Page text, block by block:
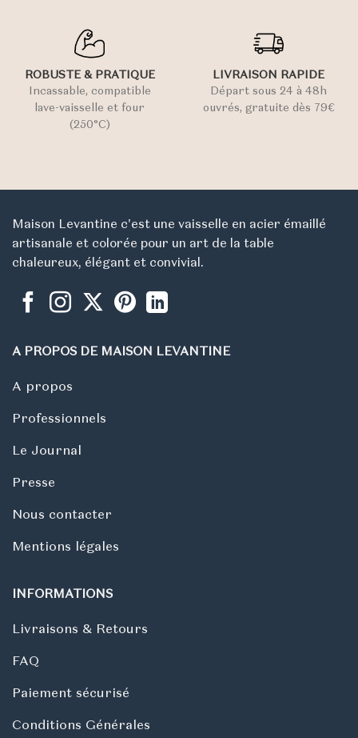
ROBUSTE & PRATIQUE
Incassable, compatible
lave-vaisselle et four
(250°C)
LIVRAISON RAPIDE
Départ sous 24 à 48h
ouvrés, gratuite dès 79€
Maison Levantine c'est une vaisselle en acier émaillé
artisanale et colorée pour un art de la table
chaleureux, élégant et convivial.
A PROPOS DE MAISON LEVANTINE
A propos
Professionnels
Le Journal
Presse
Nous contacter
Mentions légales
INFORMATIONS
Livraisons & Retours
FAQ
Paiement sécurisé
Conditions Générales